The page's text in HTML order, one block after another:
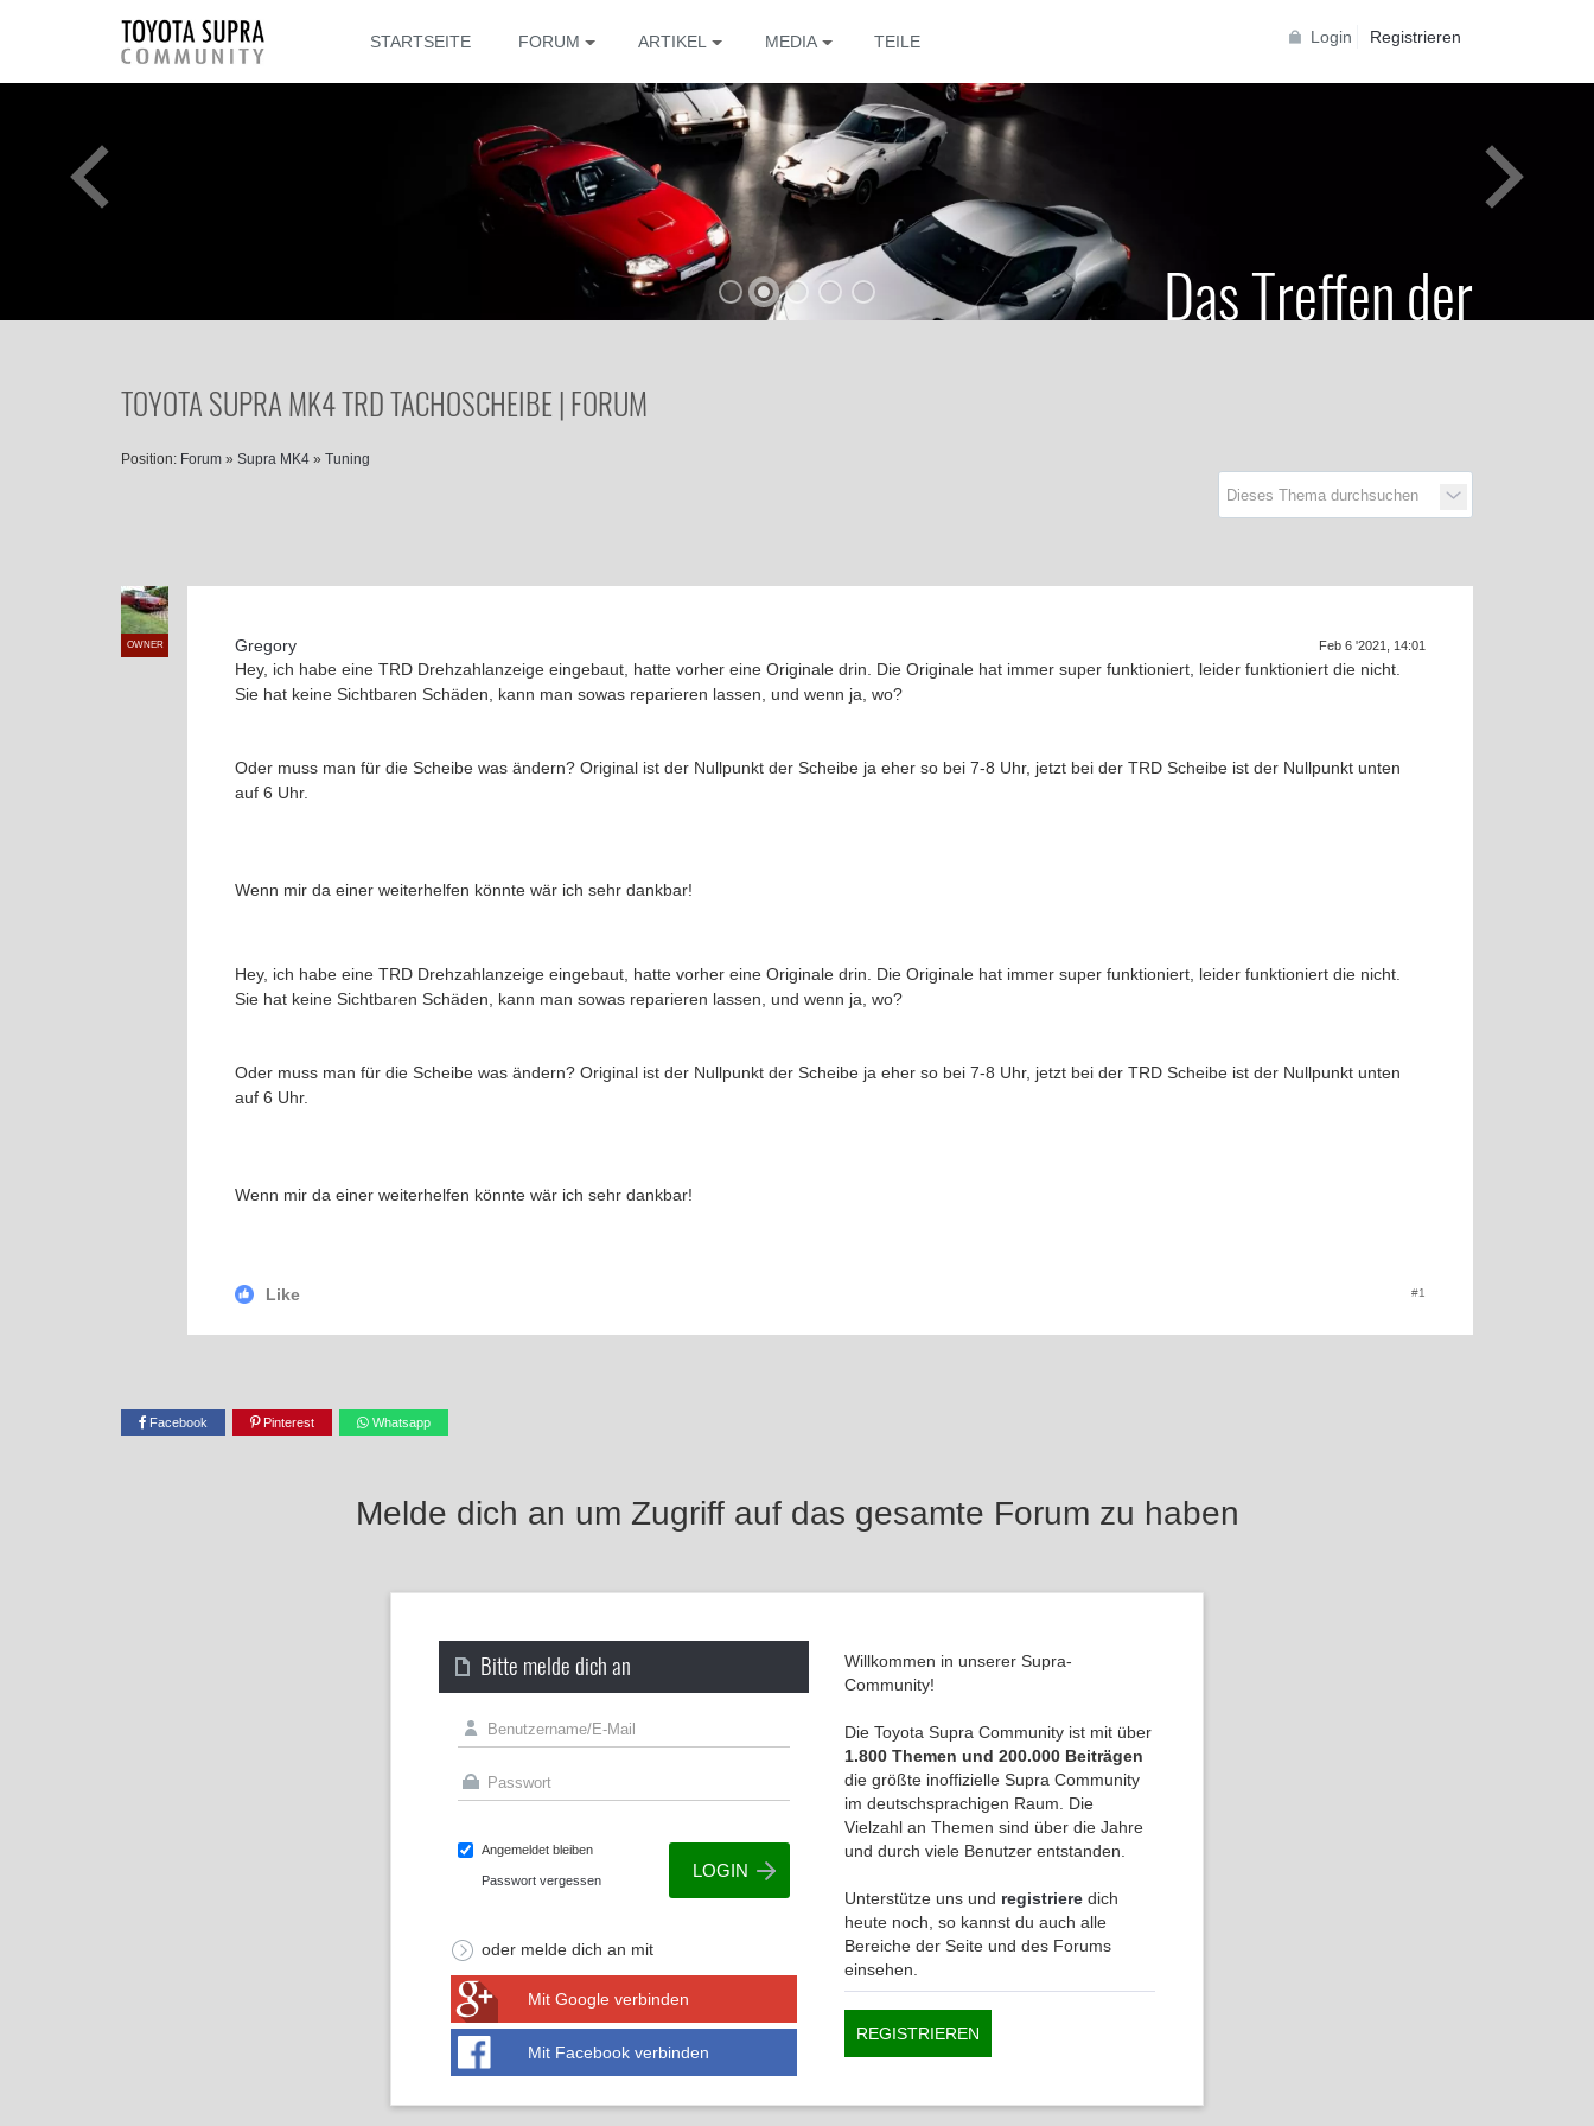
Login Registrieren
STARTSEITE FORUM ARTIKEL MEDIA TEILE
Das Treffen der
TOYOTA SUPRA MK4 TRD TACHOSCHEIBE | FORUM
Position: Forum » Supra MK4 » Tuning
OWNER Gregory Feb 6 '2021, 14:01
Hey, ich habe eine TRD Drehzahlanzeige eingebaut, hatte vorher eine Originale drin. Die Originale hat immer super funktioniert, leider funktioniert die nicht.
Sie hat keine Sichtbaren Schäden, kann man sowas reparieren lassen, und wenn ja, wo?
Oder muss man für die Scheibe was ändern? Original ist der Nullpunkt der Scheibe ja eher so bei 7-8 Uhr, jetzt bei der TRD Scheibe ist der Nullpunkt unten
auf 6 Uhr.
Wenn mir da einer weiterhelfen könnte wär ich sehr dankbar!
Hey, ich habe eine TRD Drehzahlanzeige eingebaut, hatte vorher eine Originale drin. Die Originale hat immer super funktioniert, leider funktioniert die nicht.
Sie hat keine Sichtbaren Schäden, kann man sowas reparieren lassen, und wenn ja, wo?
Oder muss man für die Scheibe was ändern? Original ist der Nullpunkt der Scheibe ja eher so bei 7-8 Uhr, jetzt bei der TRD Scheibe ist der Nullpunkt unten
auf 6 Uhr.
Wenn mir da einer weiterhelfen könnte wär ich sehr dankbar!
Like #1
Facebook Pinterest Whatsapp
Melde dich an um Zugriff auf das gesamte Forum zu haben
Bitte melde dich an
Angemeldet bleiben
Passwort vergessen
oder melde dich an mit
Mit Google verbinden
Mit Facebook verbinden
Willkommen in unserer Supra-
Community!
Die Toyota Supra Community ist mit über
1.800 Themen und 200.000 Beiträgen
die größte inoffizielle Supra Community
im deutschsprachigen Raum. Die
Vielzahl an Themen sind über die Jahre
und durch viele Benutzer entstanden.
Unterstütze uns und registriere dich
heute noch, so kannst du auch alle
Bereiche der Seite und des Forums
einsehen.
REGISTRIEREN